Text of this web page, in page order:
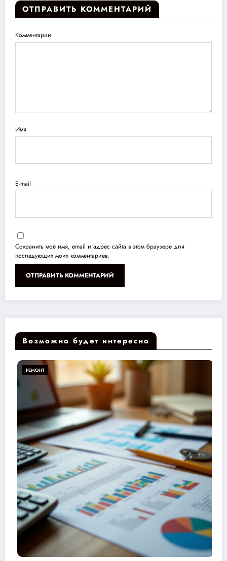
ОТПРАВИТЬ КОММЕНТАРИЙ
Комментарии
Имя
E-mail
Сохранить моё имя, email и адрес сайта в этом браузере для
последующих моих комментариев.
Возможно будет интересно
РЕМОНТ